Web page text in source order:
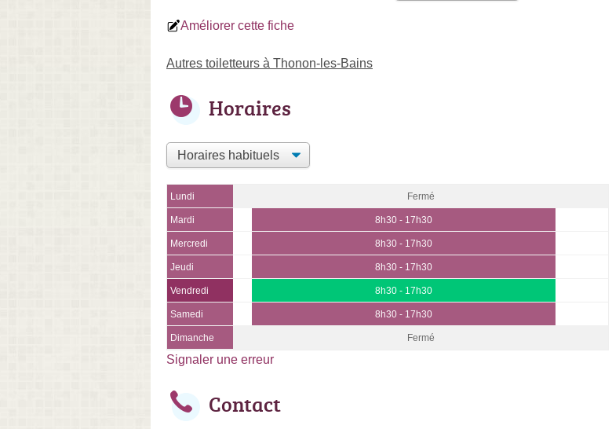
Améliorer cette fiche
Autres toiletteurs à Thonon-les-Bains
Horaires
Lundi Fermé
Mardi 8h30 - 17h30
Mercredi 8h30 - 17h30
Jeudi 8h30 - 17h30
Vendredi 8h30 - 17h30
Samedi 8h30 - 17h30
Dimanche Fermé
Signaler une erreur
Contact